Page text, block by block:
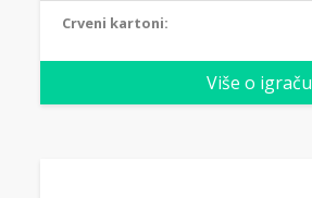
Crveni kartoni:
Više o igraču